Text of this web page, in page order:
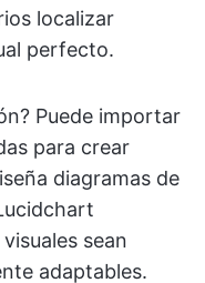
localizar
perfecto.
Puede importar
para crear
diagramas de
sean
adaptables.